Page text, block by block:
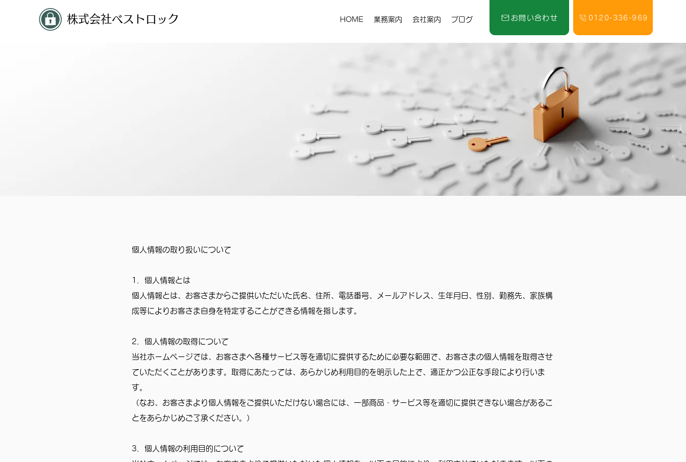
株式会社ベストロック HOME 業務案内 会社案内 ブログ お問い合わせ 0120-336-969
個人情報の取り扱いについて
1．個人情報とは
個人情報とは、お客さまからご提供いただいた氏名、住所、電話番号、メールアドレス、生年月日、性別、勤務先、家族構
成等によりお客さま自身を特定することができる情報を指します。
2．個人情報の取得について
当社ホームページでは、お客さまへ各種サービス等を適切に提供するために必要な範囲で、お客さまの個人情報を取得させ
ていただくことがあります。取得にあたっては、あらかじめ利用目的を明示した上で、適正かつ公正な手段により行いま
す。
（なお、お客さまより個人情報をご提供いただけない場合には、一部商品・サービス等を適切に提供できない場合があるこ
とをあらかじめご了承ください。）
3．個人情報の利用目的について